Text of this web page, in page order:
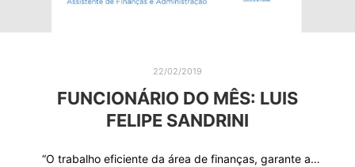
22/02/2019
FUNCIONÁRIO DO MÊS: LUIS
FELIPE SANDRINI
“O trabalho eficiente da área de finanças, garante a…